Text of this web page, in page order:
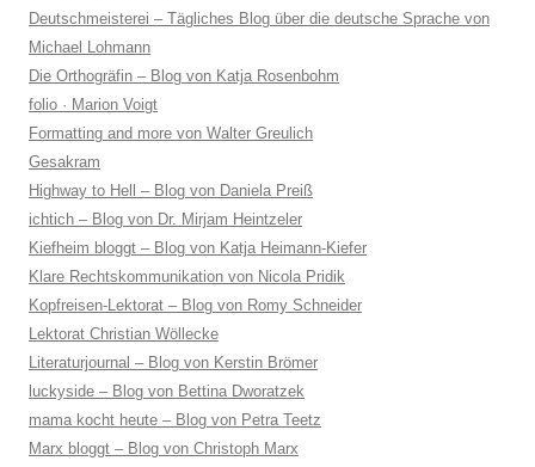
Deutschmeisterei – Tägliches Blog über die deutsche Sprache von
Michael Lohmann
Die Orthogräfin – Blog von Katja Rosenbohm
folio · Marion Voigt
Formatting and more von Walter Greulich
Gesakram
Highway to Hell – Blog von Daniela Preiß
ichtich – Blog von Dr. Mirjam Heintzeler
Kiefheim bloggt – Blog von Katja Heimann-Kiefer
Klare Rechtskommunikation von Nicola Pridik
Kopfreisen-Lektorat – Blog von Romy Schneider
Lektorat Christian Wöllecke
Literaturjournal – Blog von Kerstin Brömer
luckyside – Blog von Bettina Dworatzek
mama kocht heute – Blog von Petra Teetz
Marx bloggt – Blog von Christoph Marx